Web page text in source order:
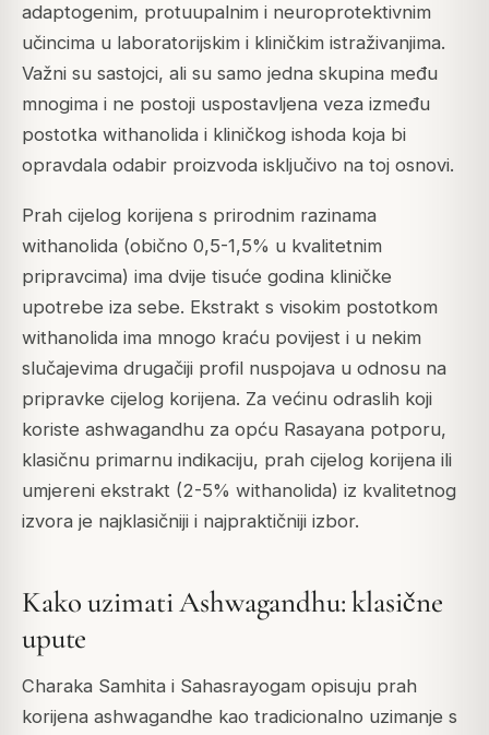
adaptogenim, protuupalnim i neuroprotektivnim
učincima u laboratorijskim i kliničkim istraživanjima.
Važni su sastojci, ali su samo jedna skupina među
mnogima i ne postoji uspostavljena veza između
postotka withanolida i kliničkog ishoda koja bi
opravdala odabir proizvoda isključivo na toj osnovi.
Prah cijelog korijena s prirodnim razinama
withanolida (obično 0,5-1,5% u kvalitetnim
pripravcima) ima dvije tisuće godina kliničke
upotrebe iza sebe. Ekstrakt s visokim postotkom
withanolida ima mnogo kraću povijest i u nekim
slučajevima drugačiji profil nuspojava u odnosu na
pripravke cijelog korijena. Za većinu odraslih koji
koriste ashwagandhu za opću Rasayana potporu,
klasičnu primarnu indikaciju, prah cijelog korijena ili
umjereni ekstrakt (2-5% withanolida) iz kvalitetnog
izvora je najklasičniji i najpraktičniji izbor.
Kako uzimati Ashwagandhu: klasične
upute
Charaka Samhita i Sahasrayogam opisuju prah
korijena ashwagandhe kao tradicionalno uzimanje s